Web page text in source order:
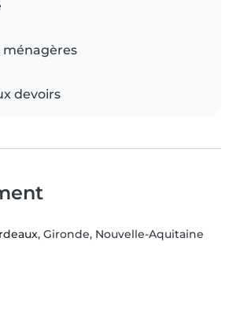
ménagères
devoirs
, Gironde, Nouvelle-Aquitaine